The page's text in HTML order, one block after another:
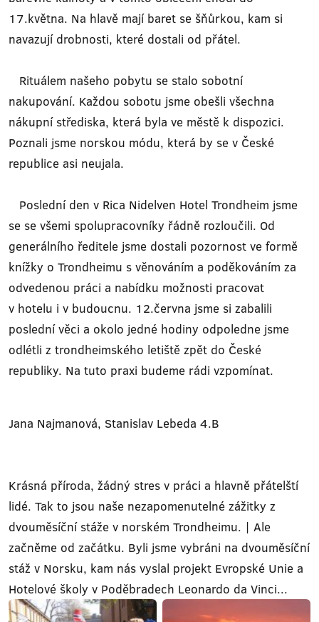
17.května. Na hlavě mají baret se šňůrkou, kam si
navazují drobnosti, které dostali od přátel.
Rituálem našeho pobytu se stalo sobotní
nakupování. Každou sobotu jsme obešli všechna
nákupní střediska, která byla ve městě k dispozici.
Poznali jsme norskou módu, která by se v České
republice asi neujala.
Poslední den v Rica Nidelven Hotel Trondheim jsme
se se všemi spolupracovníky řádně rozloučili. Od
generálního ředitele jsme dostali pozornost ve formě
knížky o Trondheimu s věnováním a poděkováním za
odvedenou práci a nabídku možnosti pracovat
v hotelu i v budoucnu. 12.června jsme si zabalili
poslední věci a okolo jedné hodiny odpoledne jsme
odlétli z trondheimského letiště zpět do České
republiky. Na tuto praxi budeme rádi vzpomínat.
Jana Najmanová, Stanislav Lebeda 4.B
Krásná příroda, žádný stres v práci a hlavně přátelští
lidé. Tak to jsou naše nezapomenutelné zážitky z
dvouměsíční stáže v norském Trondheimu. | Ale
začněme od začátku. Byli jsme vybráni na dvouměsíční
stáž v Norsku, kam nás vyslal projekt Evropské Unie a
Hotelové školy v Poděbradech Leonardo da Vinci...